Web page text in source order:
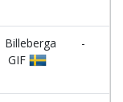
Billeberga
GIF
-